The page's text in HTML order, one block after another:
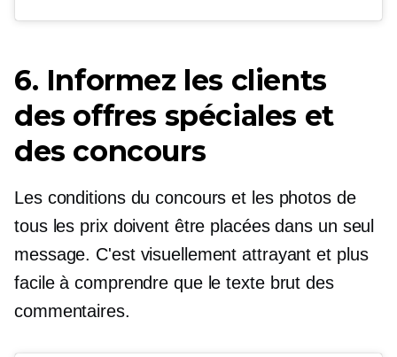
6. Informez les clients
des offres spéciales et
des concours
Les conditions du concours et les photos de
tous les prix doivent être placées dans un seul
message. C'est visuellement attrayant et plus
facile à comprendre que le texte brut des
commentaires.